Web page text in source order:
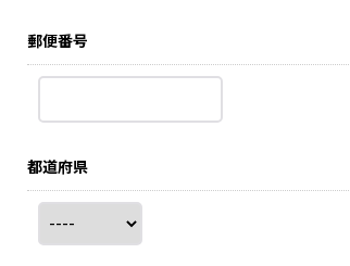
郵便番号
都道府県